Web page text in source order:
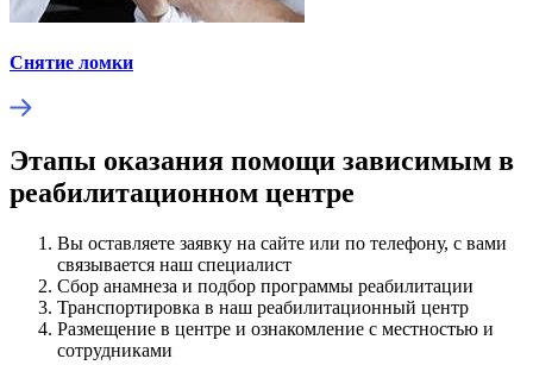
Снятие ломки
Этапы оказания помощи зависимым в
реабилитационном центре
Вы оставляете заявку на сайте или по телефону, с вами
связывается наш специалист
Сбор анамнеза и подбор программы реабилитации
Транспортировка в наш реабилитационный центр
Размещение в центре и ознакомление с местностью и
сотрудниками